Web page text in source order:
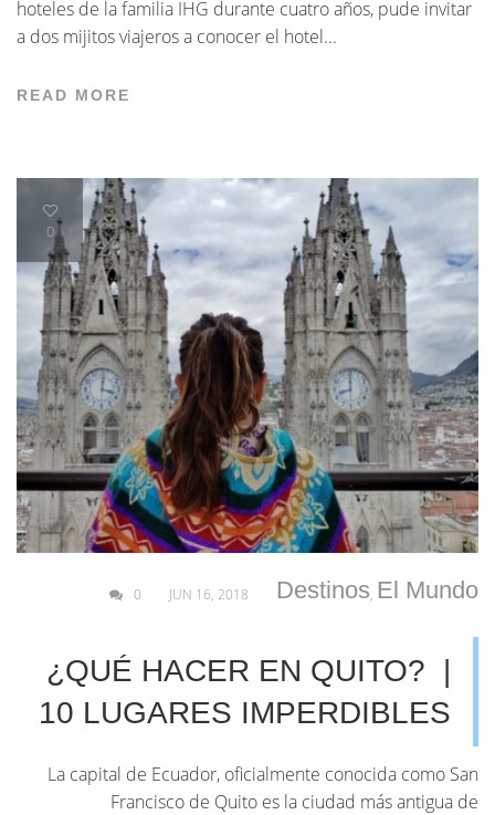
hoteles de la familia IHG durante cuatro años, pude invitar
a dos mijitos viajeros a conocer el hotel...
READ MORE
0
Destinos, El Mundo
JUN 16, 2018
0
¿QUÉ HACER EN QUITO? |
10 LUGARES IMPERDIBLES
La capital de Ecuador, oficialmente conocida como San
Francisco de Quito es la ciudad más antigua de